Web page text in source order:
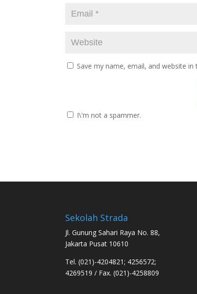
Save my name, email, and website
I\'m not a spammer.
Sekolah Strada
Jl. Gunung Sahari Raya No. 88,
Jakarta Pusat 10610
Tel. (021)-4204821; 4256572;
4269519 / Fax. (021)-4258809